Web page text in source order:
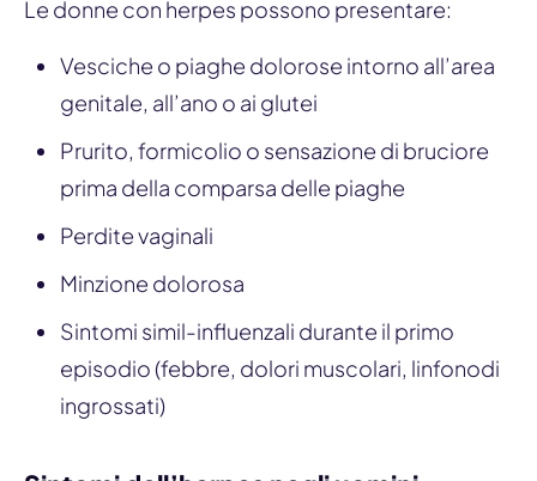
Le donne con herpes possono presentare:
Vesciche o piaghe dolorose intorno all’area
genitale, all’ano o ai glutei
Prurito, formicolio o sensazione di bruciore
prima della comparsa delle piaghe
Perdite vaginali
Minzione dolorosa
Sintomi simil-influenzali durante il primo
episodio (febbre, dolori muscolari, linfonodi
ingrossati)